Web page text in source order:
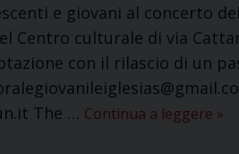
e giovani al concerto
Centro culturale di via
con il rilascio di un
The … Continua a leggere »